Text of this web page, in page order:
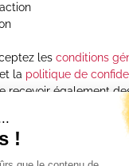
les conditions
la politique de
recevoir également
être informé(e) de
des
Gestion. À tout
le lien de